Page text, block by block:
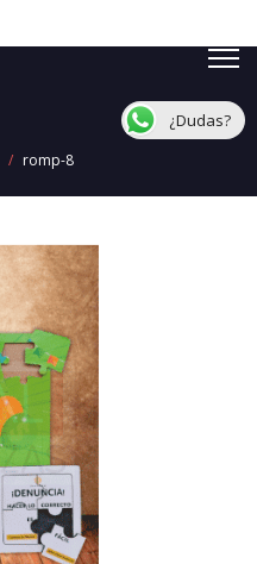
/ romp-8
¿Dudas?